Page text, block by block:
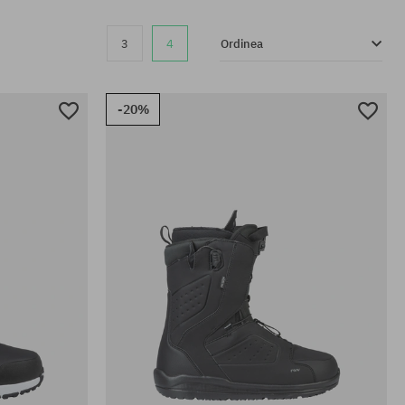
3 4 Ordinea
-20%